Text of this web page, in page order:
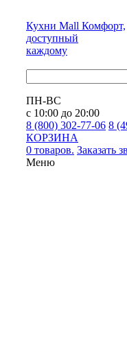
Кухни Mall Комфорт,
доступный
каждому
ПН-ВС
с 10:00 до 20:00
8 (800) 302-77-06 8
КОРЗИНА
0 товаров. Заказать
Меню